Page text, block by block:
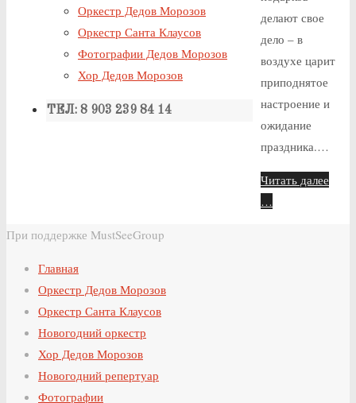
делают свое
дело – в
воздухе царит
приподнятое
настроение и
ожидание
праздника.…
Читать далее
…
Оркестр Дедов Морозов
Оркестр Санта Клаусов
Фотографии Дедов Морозов
Хор Дедов Морозов
ТЕЛ: 8 903 239 84 14
При поддержке MustSeeGroup
Главная
Оркестр Дедов Морозов
Оркестр Санта Клаусов
Новогодний оркестр
Хор Дедов Морозов
Новогодний репертуар
Фотографии